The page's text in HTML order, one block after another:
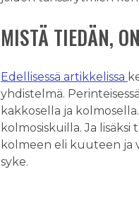
MISTÄ TIEDÄN,
Edellisessä artikkelissa
yhdistelmä.
kakkosella ja
kolmosiskuilla. Ja
kolmeen eli kuuteen ja
syke.